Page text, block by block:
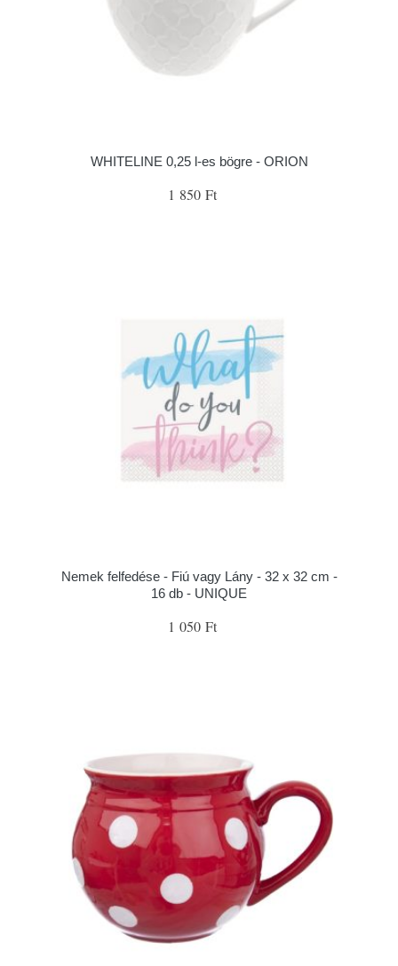
WHITELINE 0,25 l-es bögre - ORION
1 850 Ft
Nemek felfedése - Fiú vagy Lány - 32 x 32 cm -
16 db - UNIQUE
1 050 Ft